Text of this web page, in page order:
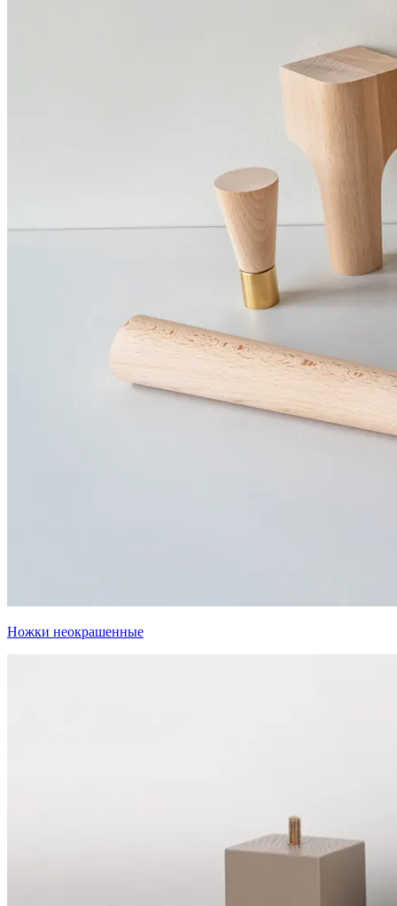
Ножки неокрашенные